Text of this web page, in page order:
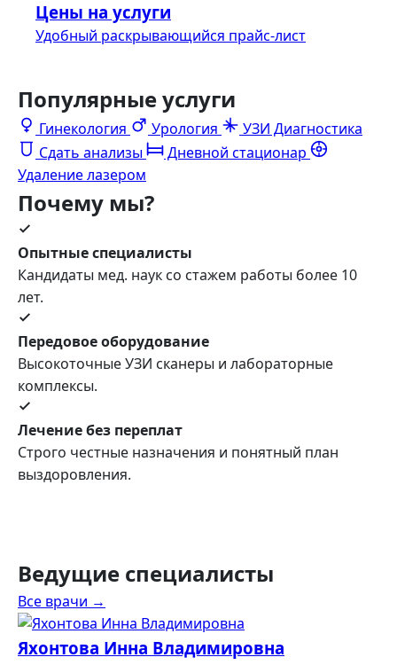
Цены на услуги
Удобный раскрывающийся прайс-лист
Популярные услуги
Гинекология Урология
УЗИ Диагностика
Сдать анализы
Дневной стационар
Удаление лазером
Почему мы?
Опытные специалисты
Кандидаты мед. наук со стажем работы более 10
лет.
Передовое оборудование
Высокоточные УЗИ сканеры и лабораторные
комплексы.
Лечение без переплат
Строго честные назначения и понятный план
выздоровления.
Ведущие специалисты
Все врачи →
Яхонтова Инна Владимировна